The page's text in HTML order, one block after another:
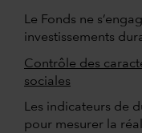
Le Fonds ne
investissements
Contrôle des
sociales
Les indicateurs de
pour mesurer la